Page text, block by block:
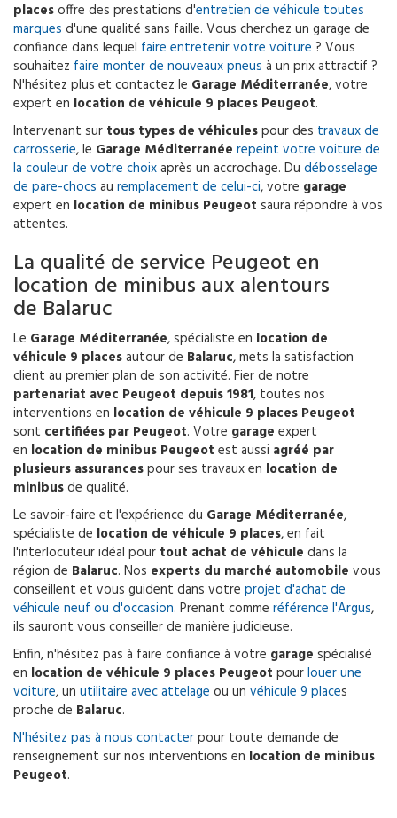
placesoffre des prestations d'entretien de véhicule toutes
marques d'une qualité sans faille. Vous cherchez un garage de
confiance dans lequel faire entretenir votre voiture ? Vous
souhaitez faire monter de nouveaux pneus à un prix attractif ?
N'hésitez plus et contactez le Garage Méditerranée, votre
expert en location de véhicule 9 places Peugeot.
Intervenant sur tous types de véhiculespour des travaux de
carrosserie, le Garage Méditerranée repeint votre voiture de
la couleur de votre choixaprès un accrochage. Du débosselage
de pare-chocs au remplacement de celui-ci, votre garage
expert en location de minibus Peugeot saura répondre à vos
attentes.
La qualité de service Peugeot en
location de minibus aux alentours
de Balaruc
Le Garage Méditerranée, spécialiste en location de
véhicule 9 placesautour de Balaruc, mets la satisfaction
client au premier plan de son activité. Fier de notre
partenariat avec Peugeot depuis 1981, toutes nos
interventions en location de véhicule 9 places Peugeot
sont certifiées par Peugeot. Votre garage expert
en location de minibus Peugeot est aussi agréé par
plusieurs assurancespour ses travaux en location de
minibusde qualité.
Le savoir-faire et l'expérience du Garage Méditerranée,
spécialiste de location de véhicule 9 places, en fait
l'interlocuteur idéal pour tout achat de véhicule dans la
région de Balaruc. Nos experts du marché automobile vous
conseillent et vous guident dans votre projet d'achat de
véhicule neuf ou d'occasion. Prenant comme référence l'Argus,
ils sauront vous conseiller de manière judicieuse.
Enfin, n'hésitez pas à faire confiance à votre garage spécialisé
en location de véhicule 9 places Peugeot pourlouer une
voiture, un utilitaire avec attelage ou un véhicule 9 places
proche de Balaruc.
N'hésitez pas à nous contacterpour toute demande de
renseignement sur nos interventions en location de minibus
Peugeot.